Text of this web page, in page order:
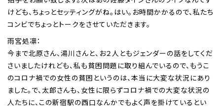
けども、ちょっとセッティングがね。はい。お時間かかるので、私たち
コンビでちょっとトークをさせていただきます。
雨宮処凛：
今まで北原さん、湯川さんと、お２人ともジェンダーの話をしてくだ
さいましたけれども、私も貧困問題に取り組んでいるので、もうこ
のコロナ禍での女性の貧困というのは、本当に大変な状況にあり
ました。で、太郎さんも、女性に限らずコロナ禍での大変な状況の
人たちに、この新宿駅の西口なんかでもよく声を掛けているとい